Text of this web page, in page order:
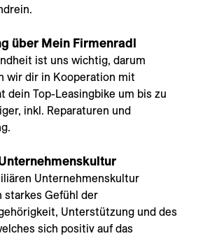
über Mein Firmenradl
ist uns wichtig, darum
wir dir in Kooperation mit
dein Top-Leasingbike um bis zu
inkl. Reparaturen und
Unternehmenskultur
starkes Gefühl der
Unterstützung und des
sich positiv auf das